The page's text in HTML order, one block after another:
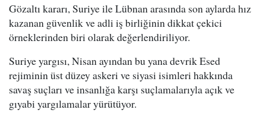
Gözaltı kararı, Suriye ile Lübnan arasında son aylarda hız
kazanan güvenlik ve adli iş birliğinin dikkat çekici
örneklerinden biri olarak değerlendiriliyor.
Suriye yargısı, Nisan ayından bu yana devrik Esed
rejiminin üst düzey askeri ve siyasi isimleri hakkında
savaş suçları ve insanlığa karşı suçlamalarıyla açık ve
gıyabi yargılamalar yürütüyor.